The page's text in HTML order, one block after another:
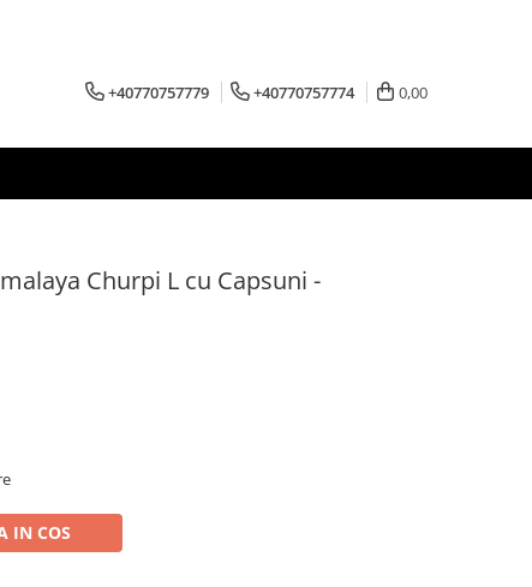
+40770757779 +40770757774 0,00
Churpi L cu Capsuni -
IN COS